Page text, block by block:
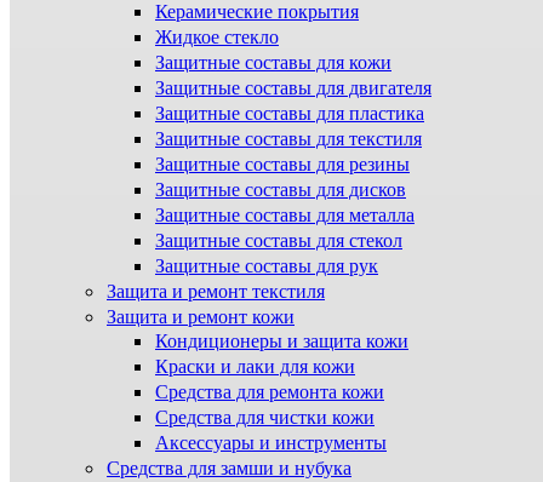
Керамические покрытия
Жидкое стекло
Защитные составы для кожи
Защитные составы для двигателя
Защитные составы для пластика
Защитные составы для текстиля
Защитные составы для резины
Защитные составы для дисков
Защитные составы для металла
Защитные составы для стекол
Защитные составы для рук
Защита и ремонт текстиля
Защита и ремонт кожи
Кондиционеры и защита кожи
Краски и лаки для кожи
Средства для ремонта кожи
Средства для чистки кожи
Аксессуары и инструменты
Средства для замши и нубука